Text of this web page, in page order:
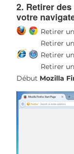
2. Retirer
votre
Retirer
Retirer
Retirer
Retirer
Début Mozilla